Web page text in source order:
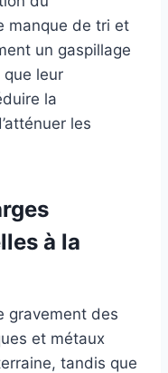
manque de tri et
un gaspillage
que leur
la
les
à la
gravement des
et métaux
tandis que